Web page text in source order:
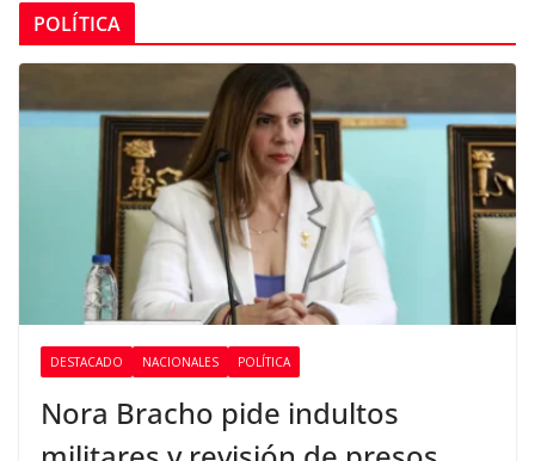
POLÍTICA
DESTACADO NACIONALES POLÍTICA
Nora Bracho pide indultos